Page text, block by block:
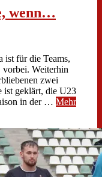
wenn…
ist für die Teams,
vorbei. Weiterhin
zwei
ist geklärt, die U23
in der … Mehr